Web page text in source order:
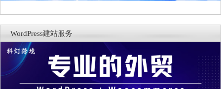
WordPress建站服务